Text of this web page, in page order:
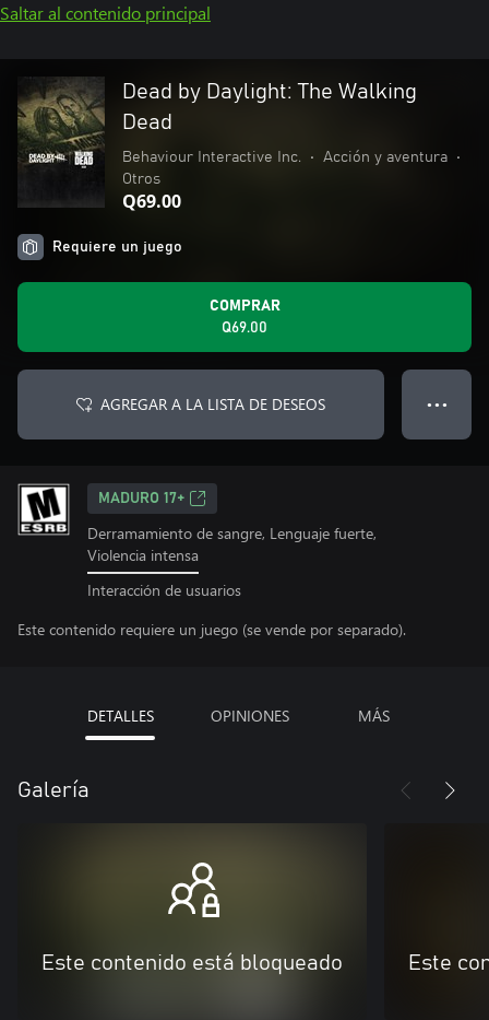
Saltar al contenido principal
Dead by Daylight: The Walking
Dead
Behaviour Interactive Inc. • Acción y aventura
•
Otros
Q69.00
Requiere un juego
COMPRAR
Q69.00
AGREGAR A LA LISTA DE DESEOS ● ● ●
MADURO 17+
Derramamiento de sangre, Lenguaje fuerte,
Violencia intensa
Interacción de usuarios
Este contenido requiere un juego (se vende por separado).
DETALLES OPINIONES MÁS
Galería
Este contenido está bloqueado Este